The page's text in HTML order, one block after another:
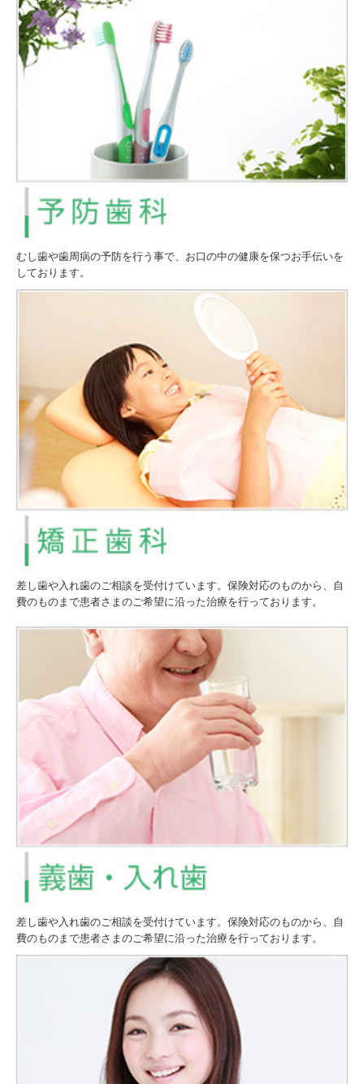
むし歯や歯周病の予防を行う事で、お口の中の健康を保つお手伝いを
しております。
差し歯や入れ歯のご相談を受付けています。保険対応のものから、自
費のものまで患者さまのご希望に沿った治療を行っております。
差し歯や入れ歯のご相談を受付けています。保険対応のものから、自
費のものまで患者さまのご希望に沿った治療を行っております。